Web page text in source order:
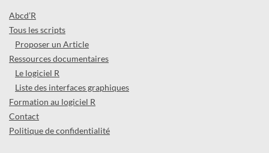
Abcd’R
Tous les scripts
Proposer un Article
Ressources documentaires
Le logiciel R
Liste des interfaces graphiques
Formation au logiciel R
Contact
Politique de confidentialité